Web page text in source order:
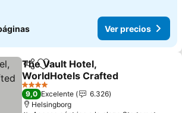
Ver precios
Compartir
Agregar a favoritos
The Vault Hotel,
WorldHotels Crafted
Ver precios
4 Estrellas
9,0 Excelente
6.326
Helsingborg